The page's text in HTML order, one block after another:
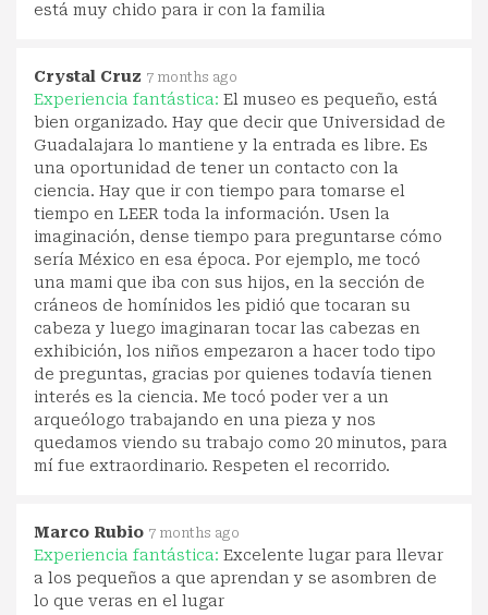
está muy chido para ir con la familia
Crystal Cruz 7 months ago
Experiencia fantástica: El museo es pequeño, está
bien organizado. Hay que decir que Universidad de
Guadalajara lo mantiene y la entrada es libre. Es
una oportunidad de tener un contacto con la
ciencia. Hay que ir con tiempo para tomarse el
tiempo en LEER toda la información. Usen la
imaginación, dense tiempo para preguntarse cómo
sería México en esa época. Por ejemplo, me tocó
una mami que iba con sus hijos, en la sección de
cráneos de homínidos les pidió que tocaran su
cabeza y luego imaginaran tocar las cabezas en
exhibición, los niños empezaron a hacer todo tipo
de preguntas, gracias por quienes todavía tienen
interés es la ciencia. Me tocó poder ver a un
arqueólogo trabajando en una pieza y nos
quedamos viendo su trabajo como 20 minutos, para
mí fue extraordinario. Respeten el recorrido.
Marco Rubio 7 months ago
Experiencia fantástica: Excelente lugar para llevar
a los pequeños a que aprendan y se asombren de
lo que veras en el lugar